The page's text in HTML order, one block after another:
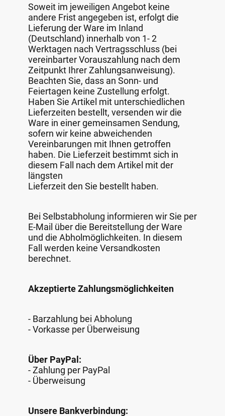
Soweit im jeweiligen Angebot keine
andere Frist angegeben ist, erfolgt die
Lieferung der Ware im Inland
(Deutschland) innerhalb von 1- 2
Werktagen nach Vertragsschluss (bei
vereinbarter Vorauszahlung nach dem
Zeitpunkt Ihrer Zahlungsanweisung).
Beachten Sie, dass an Sonn- und
Feiertagen keine Zustellung erfolgt.
Haben Sie Artikel mit unterschiedlichen
Lieferzeiten bestellt, versenden wir die
Ware in einer gemeinsamen Sendung,
sofern wir keine abweichenden
Vereinbarungen mit Ihnen getroffen
haben. Die Lieferzeit bestimmt sich in
diesem Fall nach dem Artikel mit der
längsten
Lieferzeit den Sie bestellt haben.
Bei Selbstabholung informieren wir Sie per
E-Mail über die Bereitstellung der Ware
und die Abholmöglichkeiten. In diesem
Fall werden keine Versandkosten
berechnet.
Akzeptierte Zahlungsmöglichkeiten
- Barzahlung bei Abholung
- Vorkasse per Überweisung
Über PayPal:
- Zahlung per PayPal
- Überweisung
Unsere Bankverbindung: